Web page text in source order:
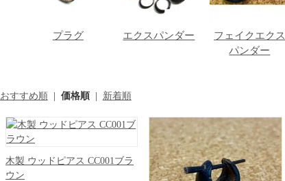
プラグ エクスパンダー
フェイクエクス
パンダー
おすすめ順| 価格順| 新着順
木製 ウッドピアス CC001ブラ
ウン